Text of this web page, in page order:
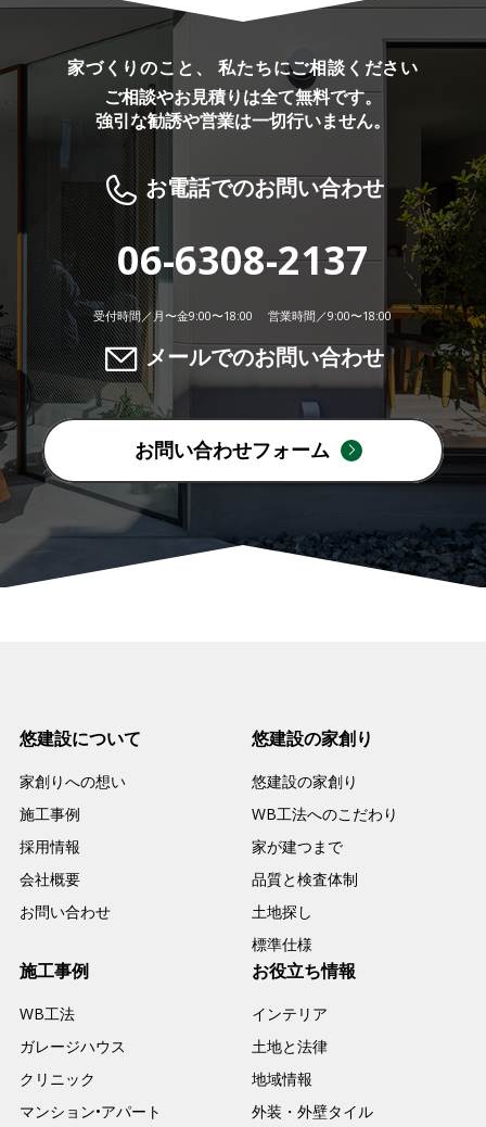
家づくりのこと、 私たちにご相談ください
ご相談やお見積りは全て無料です。
強引な勧誘や営業は一切行いません。
お電話でのお問い合わせ
06-6308-2137
受付時間／月〜金9:00〜18:00 営業時間／9:00〜18:00
メールでのお問い合わせ
お問い合わせフォーム
悠建設について
家創りへの想い
施工事例
採用情報
会社概要
お問い合わせ
悠建設の家創り
悠建設の家創り
WB工法へのこだわり
家が建つまで
品質と検査体制
土地探し
標準仕様
施工事例
WB工法
ガレージハウス
クリニック
マンション•アパート
お役立ち情報
インテリア
土地と法律
地域情報
外装・外壁タイル